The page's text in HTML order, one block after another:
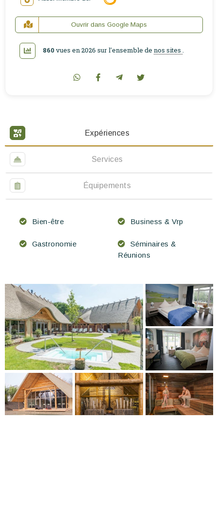
Expériences
Services
Équipements
Bien-être Business & Vrp
Gastronomie
Séminaires &
Réunions
Ouvrir dans Google Maps
860 vues en 2026 sur l'ensemble de nos sites